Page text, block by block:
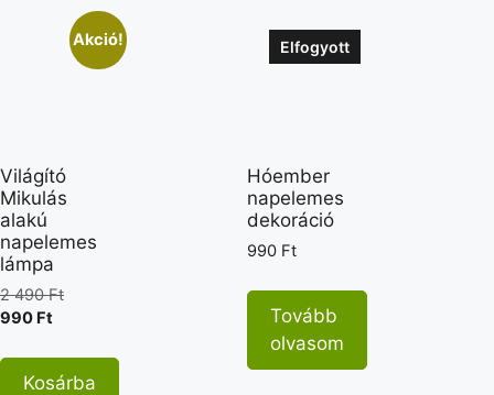
Akció!
Világító
Mikulás
alakú
napelemes
lámpa
2 490Ft
990 Ft
Kosárba
Elfogyott
Hóember
napelemes
dekoráció
990 Ft
Tovább
olvasom